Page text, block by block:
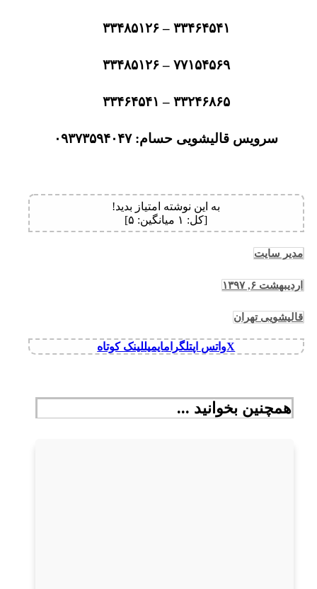
۳۳۴۶۴۵۴۱ – ۳۳۴۸۵۱۲۶
۷۷۱۵۴۵۶۹ – ۳۳۴۸۵۱۲۶
۳۳۲۴۶۸۶۵ – ۳۳۴۶۴۵۴۱
سرویس قالیشویی حسام: ۰۹۳۷۳۵۹۴۰۴۷
به این نوشته امتیاز بدید!
[کل: ۱ میانگین: ۵]
مدیر سایت
اردیبهشت ۶, ۱۳۹۷
قالیشویی تهران
Xواتس اپتلگرامایمیللینک کوتاه
همچنین بخوانید ...